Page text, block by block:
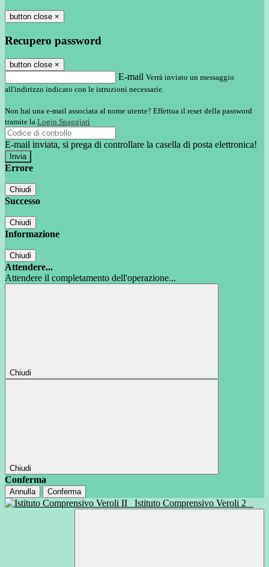
button close ×
Recupero password
button close ×
E-mail Verrà inviato un messaggio
all'indirizzo indicato con le istruzioni necessarie.
Non hai una e-mail associata al nome utente? Effettua il reset della password
tramite la Login Spaggiari
E-mail inviata, si prega di controllare la casella di posta elettronica!
Errore
Chiudi
Successo
Chiudi
Informazione
Chiudi
Attendere...
Attendere il completamento dell'operazione...
Chiudi
Chiudi
Conferma
Annulla Conferma
Istituto Comprensivo Veroli 2